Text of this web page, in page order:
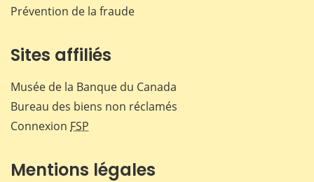
Prévention de la fraude
Sites affiliés
Musée de la Banque du Canada
Bureau des biens non réclamés
Connexion FSP
Mentions légales